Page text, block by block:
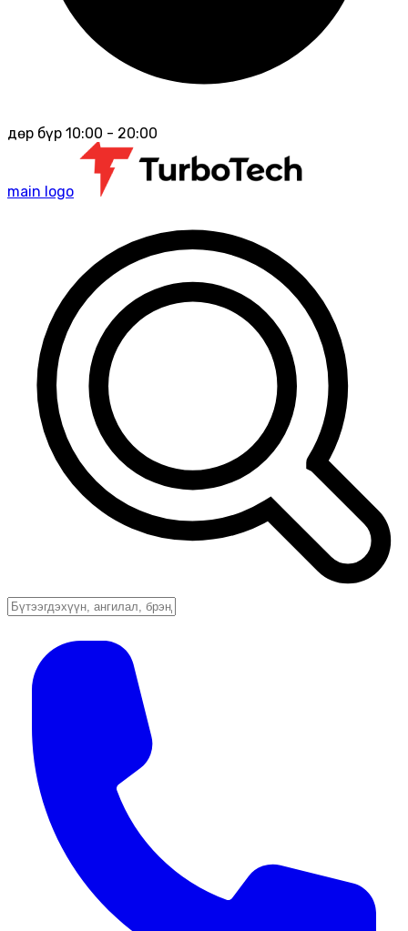
Өдөр бүр 10:00 - 20:00
main logo